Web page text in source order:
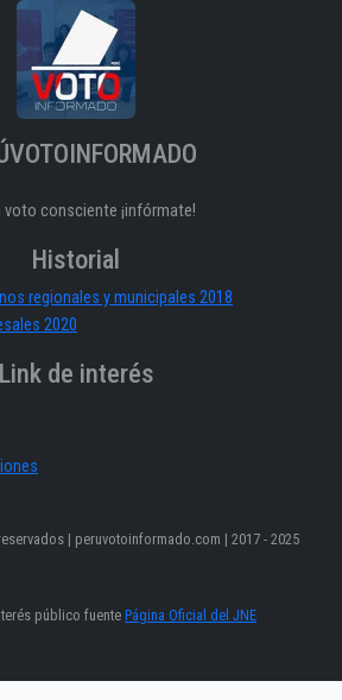
voto consciente ¡infórmate!
Historial
regionales y municipales 2018
2020
Link de interés
| peruvotoinformado.com | 2017 - 2025
público fuente Página Oficial del JNE